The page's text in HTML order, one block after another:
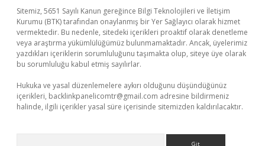
Sitemiz, 5651 Sayılı Kanun gereğince Bilgi Teknolojileri ve İletişim
Kurumu (BTK) tarafından onaylanmış bir Yer Sağlayıcı olarak hizmet
vermektedir. Bu nedenle, sitedeki içerikleri proaktif olarak denetleme
veya araştırma yükümlülüğümüz bulunmamaktadır. Ancak, üyelerimiz
yazdıkları içeriklerin sorumluluğunu taşımakta olup, siteye üye olarak
bu sorumluluğu kabul etmiş sayılırlar.
Hukuka ve yasal düzenlemelere aykırı olduğunu düşündüğünüz
içerikleri, backlinkpanelicomtr@gmail.com adresine bildirmeniz
halinde, ilgili içerikler yasal süre içerisinde sitemizden kaldırılacaktır.